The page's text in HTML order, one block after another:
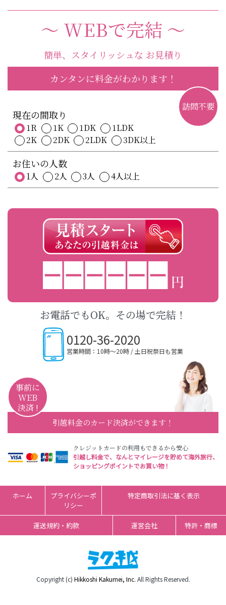
〜 WEBで完結 〜
簡単、スタイリッシュな お見積り
カンタンに料金がわかります！
訪問不要
現在の間取り
1R 1K 1DK
1LDK
2K
2DK 2LDK 3DK以上
お住いの人数
1人 2人 3人 4人以上
お電話でもOK。その場で完結！
0120-36-2020
営業時間：10時〜20時 / 土日祝祭日も営業
引越料金のカード決済ができます！
事前に
WEB
決済 !
クレジットカードの利用もできるから安心
引越し料金で、なんとマイレージを貯めて海外旅行、
ショッピングポイントでお買い物！
ホーム
プライバシーポ
リシー
特定商取引法に基く表示
運送規約・約款 運営会社 特許・商標
Copyright (c) Hikkoshi Kakumei, Inc. All Rights Reserved.